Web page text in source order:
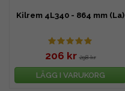
Kilrem 4L340 - 864 mm (La)
206 kr 298 kr
LÄGG I VARUKORG